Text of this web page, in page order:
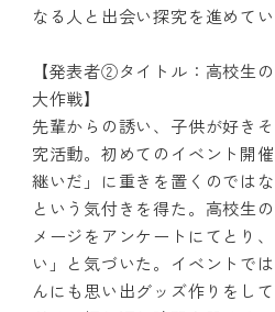
なる人と出会い探究を進めてい
【発表者②タイトル：高校生
大作戦】
先輩からの誘い、子供が好き
究活動。初めてのイベント開
継いだ」に重きを置くのでは
という気付きを得た。高校生
メージをアンケートにてとり
い」と気づいた。イベントで
んにも思い出グッズ作りをし